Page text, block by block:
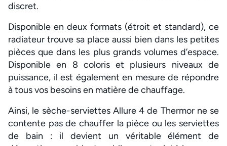
discret.
Disponible en deux formats (étroit et standard), ce
radiateur trouve sa place aussi bien dans les petites
pièces que dans les plus grands volumes d’espace.
Disponible en 8 coloris et plusieurs niveaux de
puissance, il est également en mesure de répondre
à tous vos besoins en matière de chauffage.
Ainsi, le sèche-serviettes Allure 4 de Thermor ne se
contente pas de chauffer la pièce ou les serviettes
de bain : il devient un véritable élément de